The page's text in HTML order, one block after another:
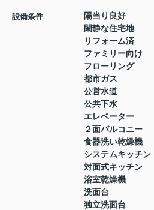
設備条件
陽当り良好
閑静な住宅地
リフォーム済
ファミリー向け
フローリング
都市ガス
公営水道
公共下水
エレベーター
２面バルコニー
食器洗い乾燥機
システムキッチン
対面式キッチン
浴室乾燥機
洗面台
独立洗面台